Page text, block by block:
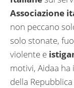
Associazione
non peccano
solo stonate,
violente e
motivi, Aidaa ha
della